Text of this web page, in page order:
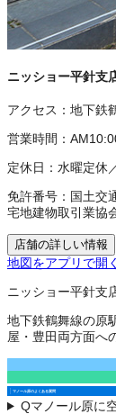
ニッショー平針支
アクセス： 地下鉄
営業時間：
定休日： 水曜定休
免許番号： 国土交
宅地建物取引業協
店舗の詳しい情報
地図をアプリで開く
ニッショー平針支
地下鉄鶴舞線の原
屋・豊田両方面へ
マノール原のよくある質問
Qマノール原に